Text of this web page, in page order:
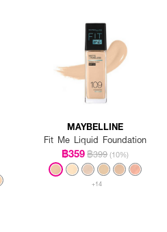
MAYBELLINE
Fit Me Liquid Foundation
฿359฿399 (10%)
+14